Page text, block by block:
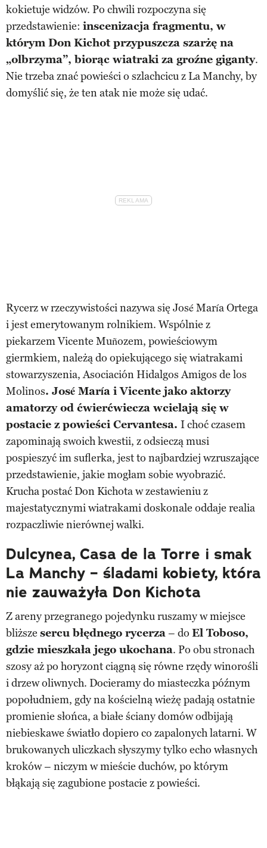
kokietuje widzów. Po chwili rozpoczyna się
przedstawienie: inscenizacja fragmentu, w
którym Don Kichot przypuszcza szarżę na
„olbrzyma”, biorąc wiatraki za groźne giganty.
Nie trzeba znać powieści o szlachcicu z La Manchy, by
domyślić się, że ten atak nie może się udać.
Rycerz w rzeczywistości nazywa się José María Ortega
i jest emerytowanym rolnikiem. Wspólnie z
piekarzem Vicente Muñozem, powieściowym
giermkiem, należą do opiekującego się wiatrakami
stowarzyszenia, Asociación Hidalgos Amigos de los
Molinos. José María i Vicente jako aktorzy
amatorzy od ćwierćwiecza wcielają się w
postacie z powieści Cervantesa. I choć czasem
zapominają swoich kwestii, z odsieczą musi
pospieszyć im suflerka, jest to najbardziej wzruszające
przedstawienie, jakie mogłam sobie wyobrazić.
Krucha postać Don Kichota w zestawieniu z
majestatycznymi wiatrakami doskonale oddaje realia
rozpaczliwie nierównej walki.
Dulcynea, Casa de la Torre i smak
La Manchy – śladami kobiety, która
nie zauważyła Don Kichota
Z areny przegranego pojedynku ruszamy w miejsce
bliższe sercu błędnego rycerza– do El Toboso,
gdzie mieszkała jego ukochana. Po obu stronach
szosy aż po horyzont ciągną się równe rzędy winorośli
i drzew oliwnych. Docieramy do miasteczka późnym
popołudniem, gdy na kościelną wieżę padają ostatnie
promienie słońca, a białe ściany domów odbijają
niebieskawe światło dopiero co zapalonych latarni. W
brukowanych uliczkach słyszymy tylko echo własnych
kroków – niczym w mieście duchów, po którym
błąkają się zagubione postacie z powieści.